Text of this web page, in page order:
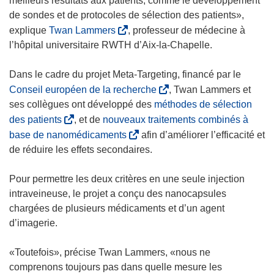
de sondes et de protocoles de sélection des patients»,
explique Twan Lammers(
s
o
u
v
r
e
d
n
s
u
n
o
, professeur de médecine à
l’hôpital universitaire RWTH d’Aix-la-Chapelle.
Dans le cadre du projet Meta-Targeting, financé par le
Conseil européen de la recherche(
s
’
o
r
e
d
s
u
, Twan Lammers et
ses collègues ont développé des méthodes de sélection
des patients(
s
’
u
v
r
a
n
, et de nouveaux traitements combinés à
base de nanomédicaments(
s
o
u
v
d
a
afin d’améliorer l’efficacité et
de réduire les effets secondaires.
Pour permettre les deux critères en une seule injection
intraveineuse, le projet a conçu des nanocapsules
chargées de plusieurs médicaments et d’un agent
d’imagerie.
«Toutefois», précise Twan Lammers, «nous ne
comprenons toujours pas dans quelle mesure les